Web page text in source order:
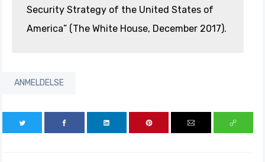
Security Strategy of the United States of
America” (The White House, December 2017).
ANMELDELSE